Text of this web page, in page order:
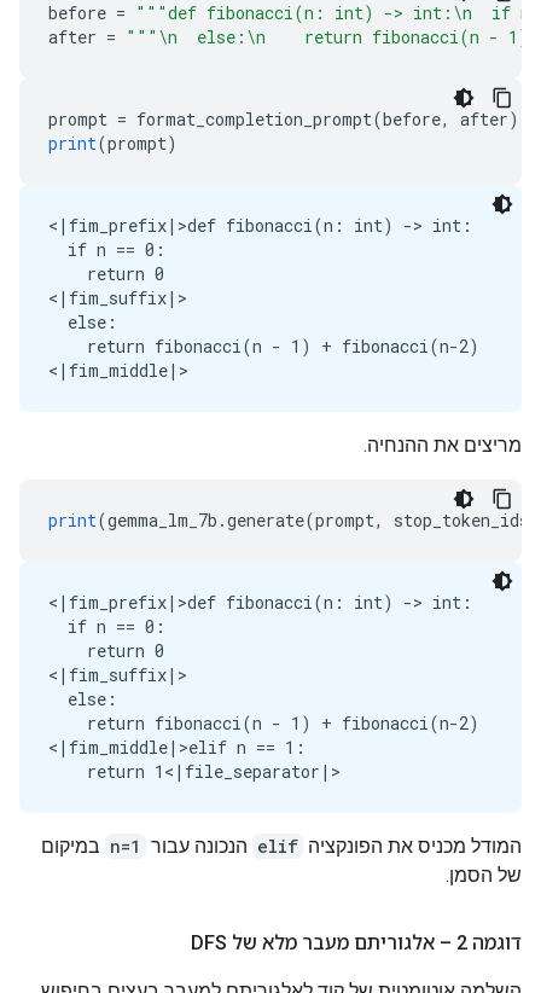
before = """def fibonacci(n: int) -> int:\n  if n
after = """\n  else:\n    return fibonacci(n - 1)
prompt = format_completion_prompt(before, after)
print(prompt)
<|fim_prefix|>def fibonacci(n: int) -> int:
  if n == 0:
    return 0
<|fim_suffix|>
  else:
    return fibonacci(n - 1) + fibonacci(n-2)
מריצים את ההנחיה.
print(gemma_lm_7b .generate(prompt, stop_token_ids
<|fim_prefix|>def fibonacci(n: int) -> int:
  if n == 0:
    return 0
<|fim_suffix|>
  else:
    return fibonacci(n - 1) + fibonacci(n-2)
<|fim_middle|>elif n == 1:
המודל מכניס את הפונקציה elif הנכונה עבור n=1 במיקום
של הסמן.
דוגמה 2 – אלגוריתם מעבר מלא של DFS